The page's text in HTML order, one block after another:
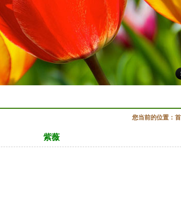
您当前的位置：
紫薇